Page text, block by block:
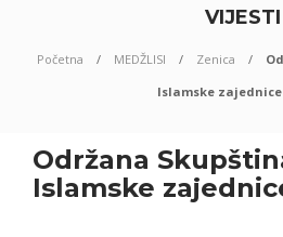
VIJESTI
Početna MEDŽLISI Zenica
Islamske
Održana
Islamske